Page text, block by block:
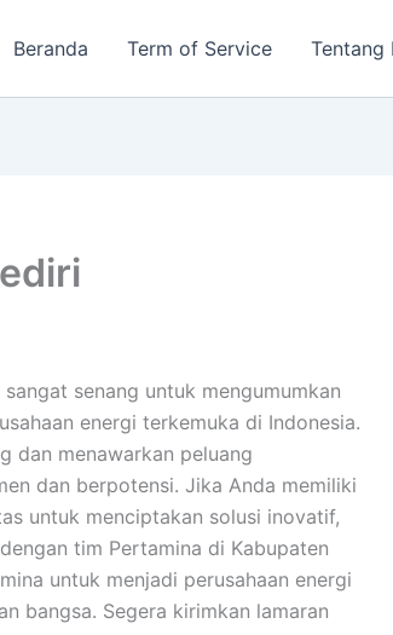
Beranda Term of Service Tentang
senang untuk mengumumkan
energi terkemuka di Indonesia.
dan menawarkan peluang
dan berpotensi. Jika Anda memiliki
untuk menciptakan solusi inovatif,
tim Pertamina di Kabupaten
untuk menjadi perusahaan energi
bangsa. Segera kirimkan lamaran